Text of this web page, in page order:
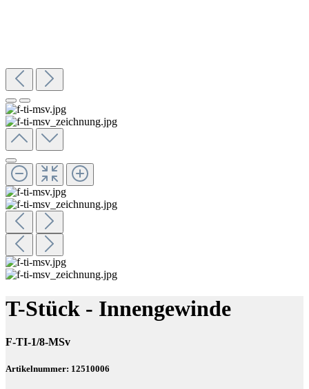
T-Stück - Innengewinde
F-TI-1/8-MSv
Artikelnummer: 12510006